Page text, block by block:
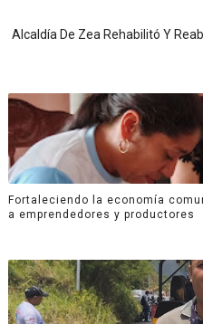
Alcaldía De Zea Rehabilitó Y
Fortaleciendo la economía
a emprendedores y productores